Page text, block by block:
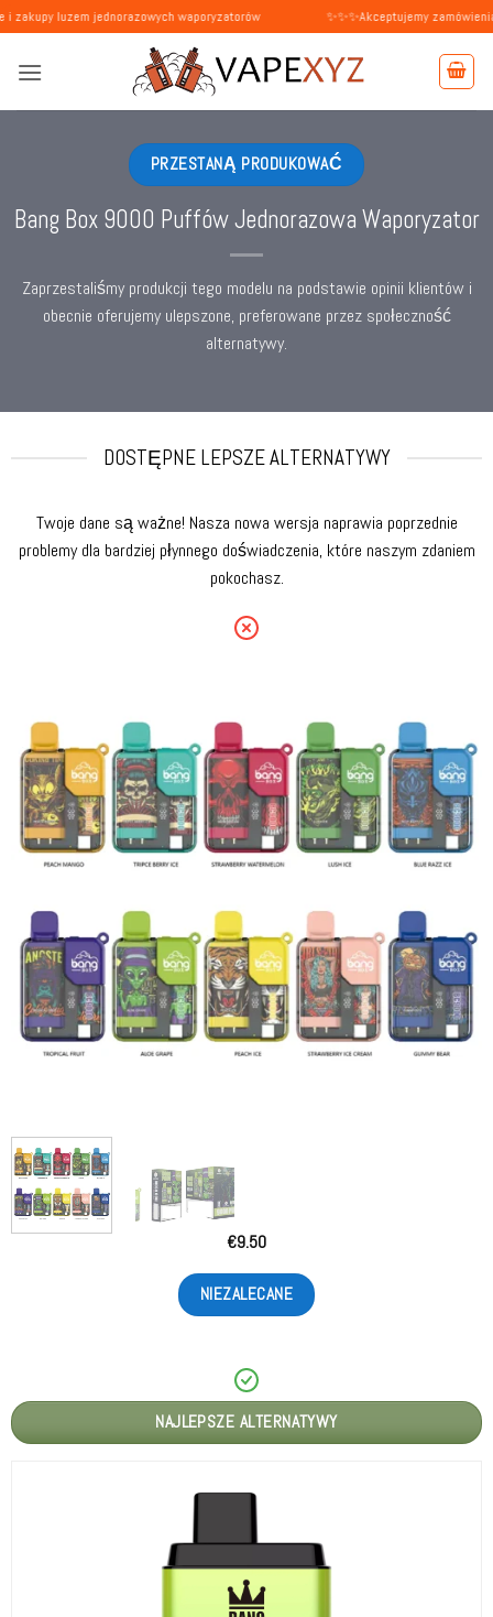
Przewiń
do
zawartości
jednorazowych waporyzatorów ✨✨✨Akceptujemy zamówienia od
PRZESTANĄ PRODUKOWAĆ
Bang Box 9000 Puffów Jednorazowa Waporyzator
Zaprzestaliśmy produkcji tego modelu na podstawie opinii klientów i
obecnie oferujemy ulepszone, preferowane przez społeczność
alternatywy.
DOSTĘPNE LEPSZE ALTERNATYWY
Twoje dane są ważne! Nasza nowa wersja naprawia poprzednie
problemy dla bardziej płynnego doświadczenia, które naszym zdaniem
pokochasz.
€9.50
NIEZALECANE
NAJLEPSZE ALTERNATYWY